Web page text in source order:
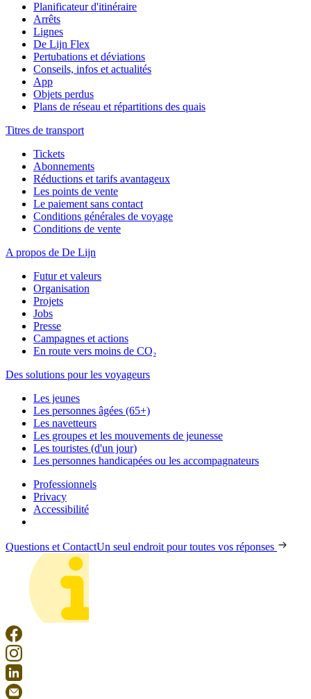
Planificateur d'itinéraire
Arrêts
Lignes
De Lijn Flex
Pertubations et déviations
Conseils, infos et actualités
App
Objets perdus
Plans de réseau et répartitions des quais
Titres de transport
Tickets
Abonnements
Réductions et tarifs avantageux
Les points de vente
Le paiement sans contact
Conditions générales de voyage
Conditions de vente
A propos de De Lijn
Futur et valeurs
Organisation
Projets
Jobs
Presse
Campagnes et actions
En route vers moins de CO₂
Des solutions pour les voyageurs
Les jeunes
Les personnes âgées (65+)
Les navetteurs
Les groupes et les mouvements de jeunesse
Les touristes (d'un jour)
Les personnes handicapées ou les accompagnateurs
Professionnels
Privacy
Accessibilité
Questions et ContactUn seul endroit pour toutes vos réponses